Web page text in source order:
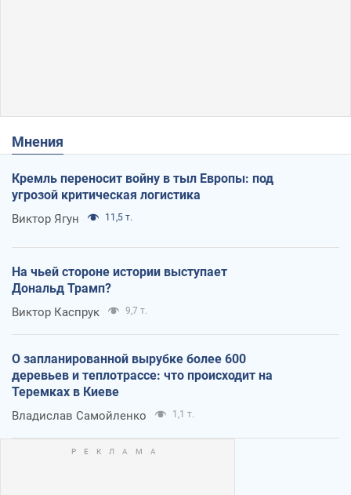
Мнения
Кремль переносит войну в тыл Европы: под
угрозой критическая логистика
Виктор Ягун 11,5 т.
На чьей стороне истории выступает
Дональд Трамп?
Виктор Каспрук 9,7 т.
О запланированной вырубке более 600
деревьев и теплотрассе: что происходит на
Теремках в Киеве
Владислав Самойленко 1,1 т.